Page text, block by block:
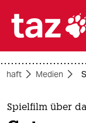

themen
Medien
Spielfilm über